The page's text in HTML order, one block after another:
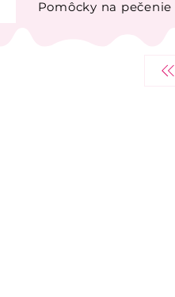
Pomôcky na pečenie